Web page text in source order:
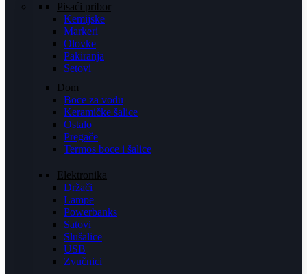
Pisaći pribor
Kemijske
Markeri
Olovke
Pakiranja
Setovi
Dom
Boce za vodu
Keramičke šalice
Ostalo
Pregače
Termos boce i šalice
Elektronika
Držači
Lampe
Powerbanks
Satovi
Slušalice
USB
Zvučnici